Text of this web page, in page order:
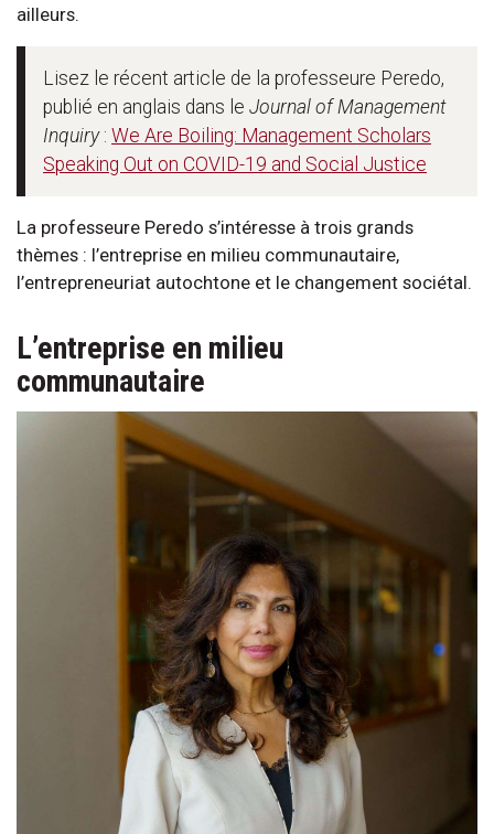
ailleurs.
Lisez le récent article de la professeure Peredo,
publié en anglais dans le Journal of Management
Inquiry: We Are Boiling: Management Scholars
Speaking Out on COVID-19 and Social Justice
La professeure Peredo s’intéresse à trois grands
thèmes : l’entreprise en milieu communautaire,
l’entrepreneuriat autochtone et le changement sociétal.
L’entreprise en milieu
communautaire